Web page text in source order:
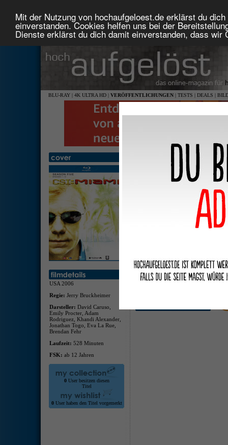
Mit der Nutzung von hochaufgeloest.de erklärst du
einverstanden. Cookies helfen uns bei der
Dienste erklärst du dich damit einverstanden, dass
BLU-RAY | 4K ULTRA HD | VERÖFFENTLICHUNGEN | TESTS | DEALS |
USA 2006
Regie: Jerry Bruckheimer
Darsteller: David Caruso,
Emily Procter, Adam
Rodriguez, Khandi Alexander,
Jonathan Togo, Eva La Rue,
Brendan Fehr
Laufzeit: 528 Minuten
FSK: ab 12 Jahren
0User besitzen diesen
Titel
0User haben den Titel vorgemerkt
CSI: Miami - Season 5.1
Rio